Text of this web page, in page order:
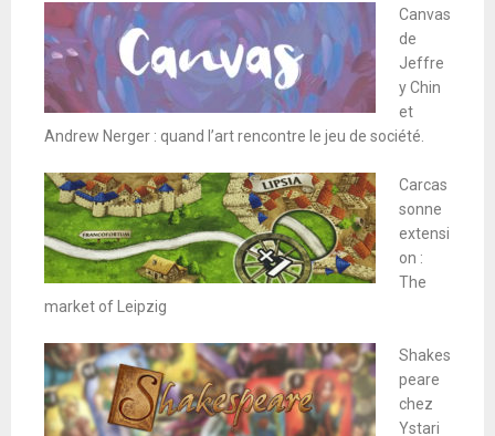
Canvas
de
Jeffre
y Chin
et
Andrew Nerger : quand l’art rencontre le jeu de société.
Carcas
sonne
extensi
on :
The
market of Leipzig
Shakes
peare
chez
Ystari